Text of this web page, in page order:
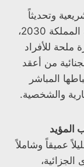
وتحديثاً
مستمراً للأنظمة القضائية تماشياً مع رؤية المملكة 2030،
ملحة للأفراد
من أعقد
المباشر
والشخصية.
المؤيد
عميقاً وشاملاً